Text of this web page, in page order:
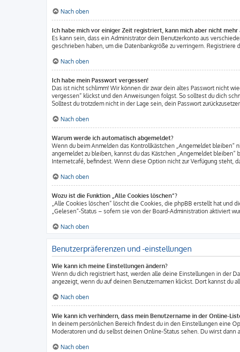
Nach oben
Ich habe mich vor einiger Zeit registriert, kann mich aber nicht mehr
Es kann sein, dass ein Administrator dein Benutzerkonto aus
geschrieben haben, um die Datenbankgröße zu verringern.
Nach oben
Ich habe mein Passwort vergessen!
Das ist nicht schlimm! Wir können dir zwar dein altes Passwort nicht
vergessen“ klickst und den Anweisungen folgst. So solltest du dich
Solltest du trotzdem nicht in der Lage sein, dein Passwort
Nach oben
Warum werde ich automatisch abgemeldet?
Wenn du beim Anmelden das Kontrollkästchen „Angemeldet bleiben“
angemeldet zu bleiben, kannst du das Kästchen „Angemeldet
Internetcafé, befindest. Wenn diese Option nicht zur Verfügung steht,
Nach oben
Wozu ist die Funktion „Alle Cookies löschen“?
„Alle Cookies löschen“ löscht die Cookies, die phpBB erstellt hat und
„Gelesen“-Status – sofern sie von der Board-Administration aktiviert
Nach oben
Benutzerpräferenzen und -einstellungen
Wie kann ich meine Einstellungen ändern?
Wenn du dich registriert hast, werden alle deine Einstellungen in der
angezeigt, wenn du auf deinen Benutzernamen klickst. Dort kannst du
Nach oben
Wie kann ich verhindern, dass mein Benutzername in der Online-
In deinem persönlichen Bereich findest du in den Einstellungen eine
Moderatoren und du selbst deinen Online-Status sehen. Du wirst dann
Nach oben